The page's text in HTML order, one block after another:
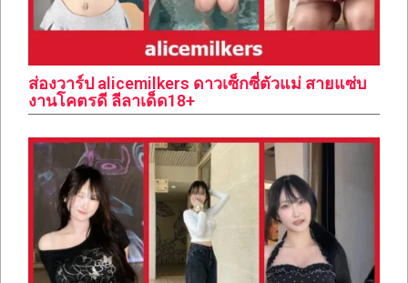
ส่องวาร์ป alicemilkers ดาวเซ็กซี่ตัวแม่ สายแซ่บ
งานโคตรดี ลีลาเด็ด18+